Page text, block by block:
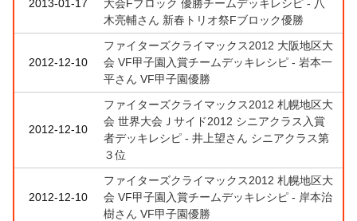
2013-01-17
大会Fブロック 優勝チームデッキレシピ - 八
木亮輔さん 新春トリオ祭Fブロック優勝
2012-12-10
ファイターズクライマックス2012 大阪地区大
会 VF甲子園入賞チームデッキレシピ - 岩本一
平さん VF甲子園優勝
2012-12-10
ファイターズクライマックス2012 札幌地区大
会 世界大会Ｊサイド2012 シニアクラス入賞
者デッキレシピ - 井上望さん シニアクラス第
３位
2012-12-10
ファイターズクライマックス2012 札幌地区大
会 VF甲子園入賞チームデッキレシピ - 岸本治
樹さん VF甲子園優勝